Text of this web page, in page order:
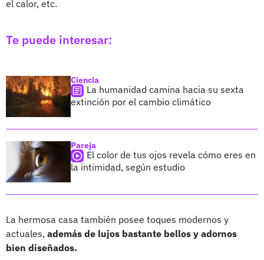
el calor, etc.
Te puede interesar:
Ciencia
La humanidad camina hacia su sexta
extinción por el cambio climático
Pareja
El color de tus ojos revela cómo eres en
la intimidad, según estudio
La hermosa casa también posee toques modernos y
actuales, además de lujos bastante bellos y adornos
bien diseñados.